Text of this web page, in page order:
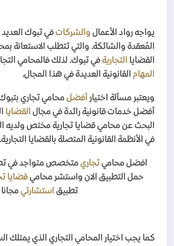
يواجه رواد الأعمال والشركات في تبوك العديد
المُعقدة والشائكة. والتي تتطلب
القضايا
التجارية في تبوك. لذلك فالمحامي
المهام القانونية العديدة في هذا المجال.
ويعتبر مسألة اختيار أفضل محامي تجاري
أفضل خدمات قانونية رائدة في مجال القضايا
البحث عن محامي قضايا تجارية مختص ولديه
في الأنظمة القانونية المتصلة بالقضايا التجارية.
افضل محامي تجاريمتخصص متواجد في
حمل التطبيق الان واستشر محاميقضايا
تطبيق استشارتي مجانا
كما يجب اختيار المحامي التجاري الذي يمتلك